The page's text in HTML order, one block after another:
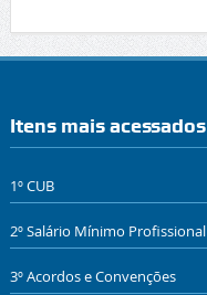
Itens mais acessados
1º CUB
2º Salário Mínimo Profissional
3º Acordos e Convenções